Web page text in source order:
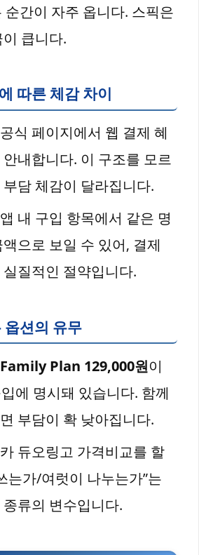
순간이 자주 옵니다. 스픽은
큽니다.
따른 체감 차이
식 페이지에서 웹 결제 혜
내합니다. 이 구조를 모르
담 체감이 달라집니다.
내 구입 항목에서 같은 명
으로 보일 수 있어, 결제
질적인 절약입니다.
션의 유무
Family Plan 129,000원이
에 명시돼 있습니다. 함께
부담이 확 낮아집니다.
듀오링고 가격비교를 할
는가/여럿이 나누는가”는
류의 변수입니다.